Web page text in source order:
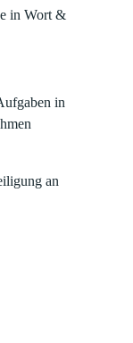
in Wort &
in
an